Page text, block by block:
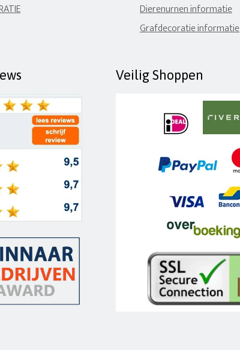
Dierenurnen informatie
Grafdecoratie informatie
Veilig Shoppen